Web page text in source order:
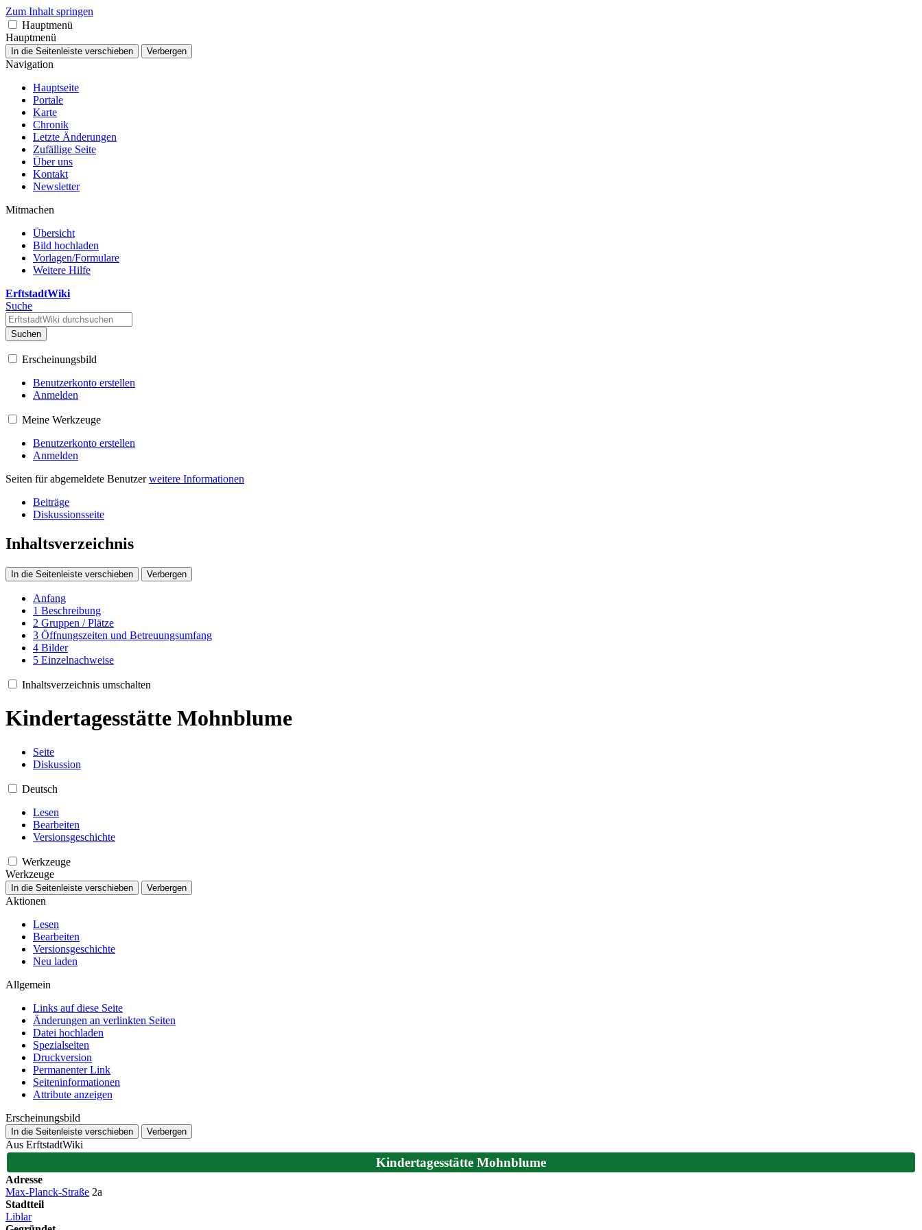
Zum Inhalt springen
Hauptmenü
Hauptmenü
In die Seitenleiste verschieben Verbergen
Navigation
Hauptseite
Portale
Karte
Chronik
Letzte Änderungen
Zufällige Seite
Über uns
Kontakt
Newsletter
Mitmachen
Übersicht
Bild hochladen
Vorlagen/Formulare
Weitere Hilfe
ErftstadtWiki
Suche
Suchen
Erscheinungsbild
Benutzerkonto erstellen
Anmelden
Meine Werkzeuge
Benutzerkonto erstellen
Anmelden
Seiten für abgemeldete Benutzerweitere Informationen
Beiträge
Diskussionsseite
Inhaltsverzeichnis
In die Seitenleiste verschieben Verbergen
Anfang
1 Beschreibung
2 Gruppen / Plätze
3 Öffnungszeiten und Betreuungsumfang
4 Bilder
5 Einzelnachweise
Inhaltsverzeichnis umschalten
Kindertagesstätte Mohnblume
Seite
Diskussion
Deutsch
Lesen
Bearbeiten
Versionsgeschichte
Werkzeuge
Werkzeuge
In die Seitenleiste verschieben Verbergen
Aktionen
Lesen
Bearbeiten
Versionsgeschichte
Neu laden
Allgemein
Links auf diese Seite
Änderungen an verlinkten Seiten
Datei hochladen
Spezialseiten
Druckversion
Permanenter Link
Seiten­­informationen
Attribute anzeigen
Erscheinungsbild
In die Seitenleiste verschieben Verbergen
Aus ErftstadtWiki
Kindertagesstätte Mohnblume
Adresse
Max-Planck-Straße 2a
Stadtteil
Liblar